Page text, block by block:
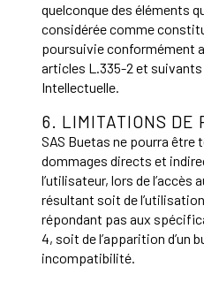
quelconque des éléments
considérée comme
poursuivie conformément
articles L.335-2 et
Intellectuelle.
6. LIMITATIONS DE
SAS Buetas ne pourra être
dommages directs et
l’utilisateur, lors de l’accès
résultant soit de
répondant pas aux
4, soit de l’apparition d’un
incompatibilité.